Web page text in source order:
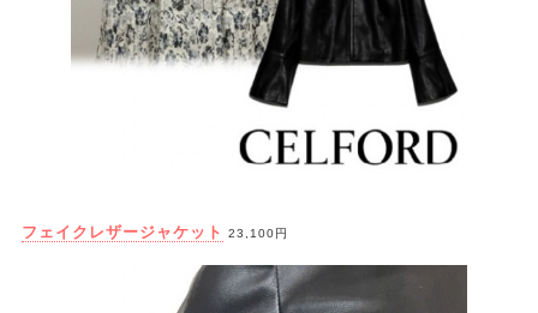
フェイクレザージャケット 23,100円